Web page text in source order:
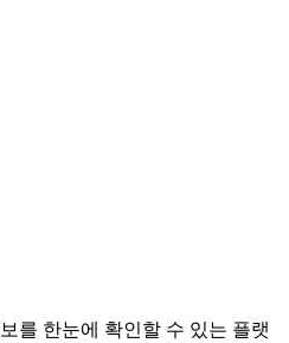
를 한눈에 확인할 수 있는 플랫